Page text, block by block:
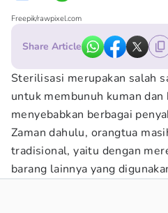
Freepik/rawpixel.com
Share Article
Sterilisasi merupakan salah
untuk membunuh kuman
menyebabkan berbagai
Zaman dahulu, orangtua
tradisional, yaitu dengan
barang lainnya yang